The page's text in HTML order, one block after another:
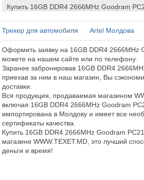
Купить 16GB DDR4 2666MHz Goodram
Трекер для автомобиля Artel Молдова
Оформить заявку на 16GB DDR4 2666MHz
можете на нашем сайте или по телефону.
Заранее забронировав 16GB DDR4
приехав за ним в наш магазин, Вы
доставки.
Вся продукция, продаваемая магазином
включая 16GB DDR4 2666MHz Goodram
импортирована в Молдову и имеет все
сертификаты качества.
Купить 16GB DDR4 2666MHz Goodram
магазине WWW.TEXET.MD, это лучший
деньги и время!